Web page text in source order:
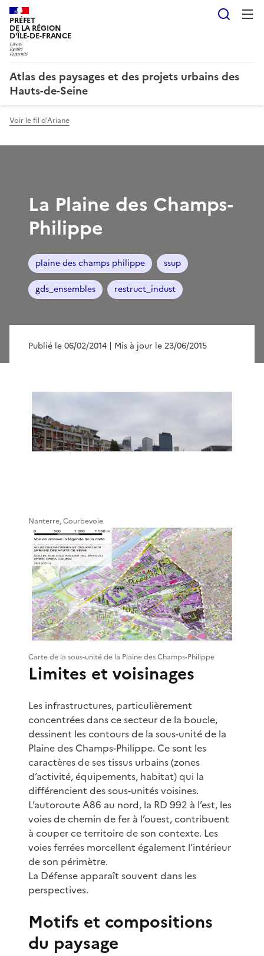
PRÉFET
DE LA RÉGION
D'ÎLE-DE-FRANCE
Atlas des paysages et des projets urbains des
Hauts-de-Seine
Voir le fil d'Ariane
La Plaine des Champs-
Philippe
plaine des champs philippe ssup
gds_ensembles restruct_indust
Publié le 06/02/2014 | Mis à jour le 23/06/2015
Nanterre, Courbevoie
Carte de la sous-unité de la Plaine des Champs-Philippe
Limites et voisinages
Les infrastructures, particulièrement
concentrées dans ce secteur de la boucle,
dessinent les contours de la sous-unité de la
Plaine des Champs-Philippe. Ce sont les
caractères de ses tissus urbains (zones
d’activité, équipements, habitat) qui la
différencient des sous-unités voisines.
L’autoroute A86 au nord, la RD 992 à l’est, les
voies de chemin de fer à l’ouest, contribuent
à couper ce territoire de son contexte. Les
voies ferrées morcellent également l’intérieur
de son périmètre.
La Défense apparaît souvent dans les
perspectives.
Motifs et compositions
du paysage